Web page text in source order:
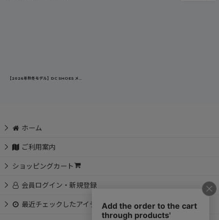
【2026年秋冬モデル】DC SHOES メンズ PHACTOR DL プロテクティブスニーカー ディーシーシューズ ダイヤル式 先芯 JSAA A種
ホーム
ご利用案内
ショッピングカート
会員ログイン・新規登録
最近チェックしたアイテム